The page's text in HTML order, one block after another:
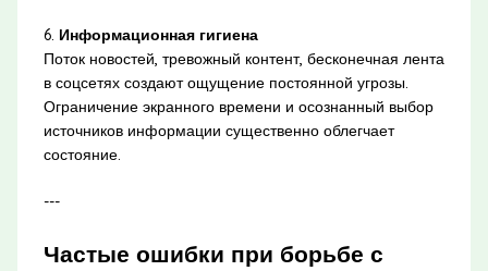
6. Информационная гигиена
Поток новостей, тревожный контент, бесконечная лента
в соцсетях создают ощущение постоянной угрозы.
Ограничение экранного времени и осознанный выбор
источников информации существенно облегчает
состояние.
---
Частые ошибки при борьбе с